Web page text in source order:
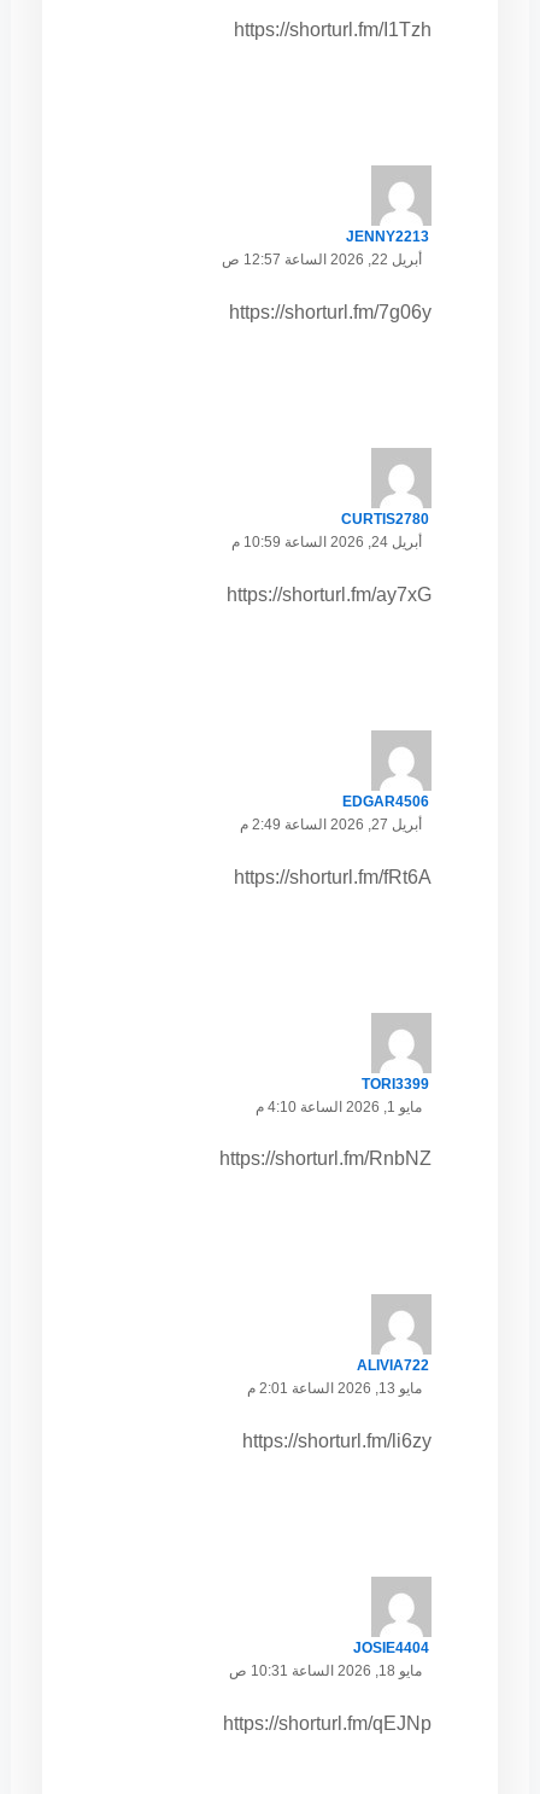
https://shorturl.fm/I1Tzh
JENNY2213
أبريل 22, 2026 الساعة 12:57 ص
https://shorturl.fm/7g06y
CURTIS2780
أبريل 24, 2026 الساعة 10:59 م
https://shorturl.fm/ay7xG
EDGAR4506
أبريل 27, 2026 الساعة 2:49 م
https://shorturl.fm/fRt6A
TORI3399
مايو 1, 2026 الساعة 4:10 م
https://shorturl.fm/RnbNZ
ALIVIA722
مايو 13, 2026 الساعة 2:01 م
https://shorturl.fm/li6zy
JOSIE4404
مايو 18, 2026 الساعة 10:31 ص
https://shorturl.fm/qEJNp